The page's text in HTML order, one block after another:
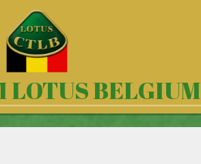
LOTUS BELGIUM